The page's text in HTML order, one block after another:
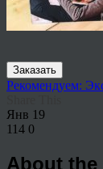
Заказать
Рекомендуем:
Янв 19
114 0
About the